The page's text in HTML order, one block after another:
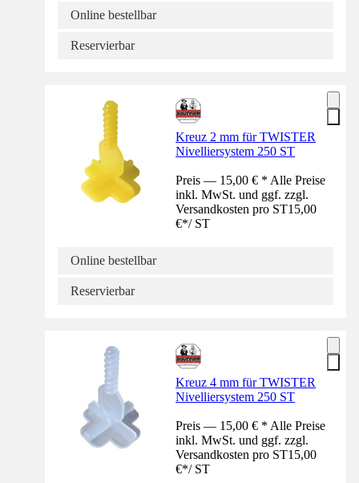
Online bestellbar
Reservierbar
Kreuz 2 mm für TWISTER
Nivelliersystem 250 ST
Preis — 15,00 € * Alle Preise
inkl. MwSt. und ggf. zzgl.
Versandkosten pro ST15,00
€*/ ST
Online bestellbar
Reservierbar
Kreuz 4 mm für TWISTER
Nivelliersystem 250 ST
Preis — 15,00 € * Alle Preise
inkl. MwSt. und ggf. zzgl.
Versandkosten pro ST15,00
€*/ ST